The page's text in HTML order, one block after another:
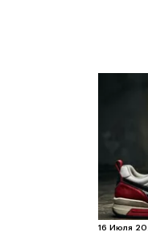
16 Июля